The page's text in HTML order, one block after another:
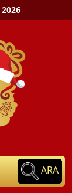
2026
ARA